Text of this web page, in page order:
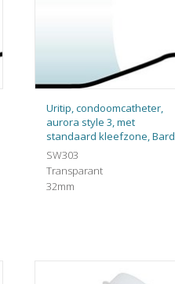
Uritip, condoomcatheter,
aurora style 3, met
standaard kleefzone, Bard
SW303
Transparant
32mm